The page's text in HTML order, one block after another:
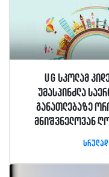
UG სკოლამ
უმასპინძლა
განათლებაზე
მნიშვნელოვან
სრულად